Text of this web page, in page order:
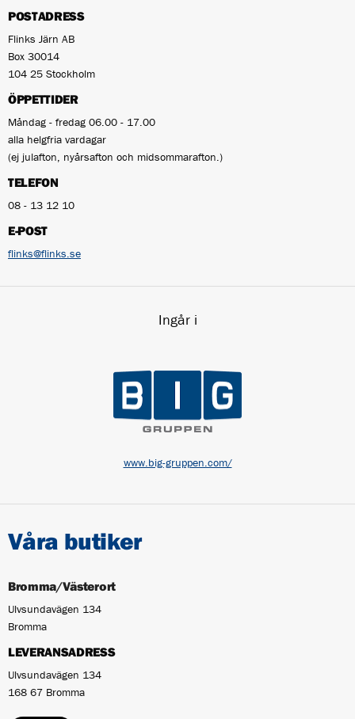
POSTADRESS
Flinks Järn AB
Box 30014
104 25 Stockholm
ÖPPETTIDER
Måndag - fredag 06.00 - 17.00
alla helgfria vardagar
(ej julafton, nyårsafton och midsommarafton.)
TELEFON
08 - 13 12 10
E-POST
flinks@flinks.se
Ingår i
www.big-gruppen.com/
Våra butiker
Bromma/Västerort
Ulvsundavägen 134
Bromma
LEVERANSADRESS
Ulvsundavägen 134
168 67 Bromma